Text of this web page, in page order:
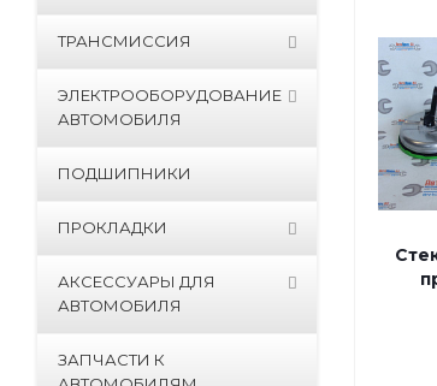
ТРАНСМИССИЯ
ЭЛЕКТРООБОРУДОВАНИЕ
АВТОМОБИЛЯ
ПОДШИПНИКИ
ПРОКЛАДКИ
АКСЕССУАРЫ ДЛЯ
АВТОМОБИЛЯ
ЗАПЧАСТИ К